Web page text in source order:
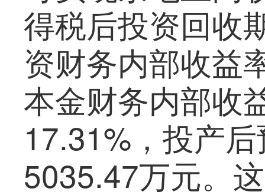
得税后投资回收
资财务内部收益
本金财务内部收
17.31%，投产
5035.47万元。